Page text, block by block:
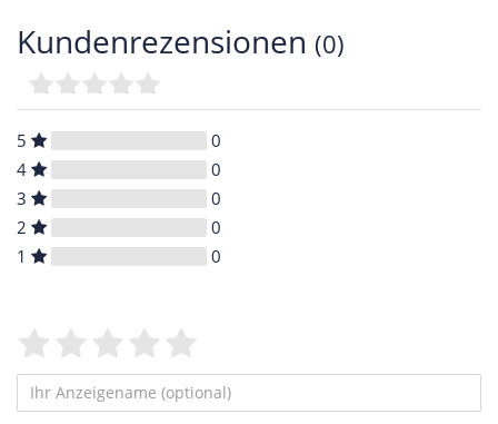
Kundenrezensionen (0)
5
0
4
0
3
0
2
0
1
0
Bewertungssterne
von
4
von
3
von
2
von
1
von